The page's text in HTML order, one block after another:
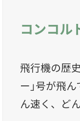
コンコル
飛行機の歴
ー」号が飛
ん速く、ど